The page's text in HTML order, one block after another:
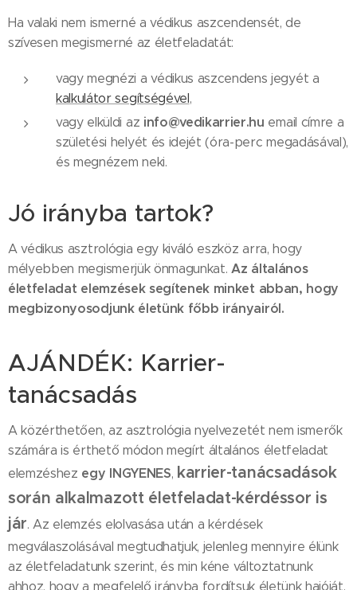
Ha valaki nem ismerné a védikus aszcendensét, de
szívesen megismerné az életfeladatát:
vagy megnézi a védikus aszcendens jegyét a
kalkulátor segítségével,
vagy elküldi az info@vedikarrier.hu email címre a
születési helyét és idejét (óra-perc megadásával),
és megnézem neki.
Jó irányba tartok?
A védikus asztrológia egy kiváló eszköz arra, hogy
mélyebben megismerjük önmagunkat.Az általános
életfeladat elemzések segítenek minket abban, hogy
megbizonyosodjunk életünk főbb irányairól.
AJÁNDÉK: Karrier-
tanácsadás
A közérthetően, az asztrológia nyelvezetét nem ismerők
számára is érthető módon megírt általános életfeladat
elemzéshez egy INGYENES, karrier-tanácsadások
során alkalmazott életfeladat-kérdéssor is
jár. Az elemzés elolvasása után a kérdések
megválaszolásával megtudhatjuk, jelenleg mennyire élünk
az életfeladatunk szerint, és min kéne változtatnunk
ahhoz, hogy a megfelelő irányba fordítsuk életünk hajóját.